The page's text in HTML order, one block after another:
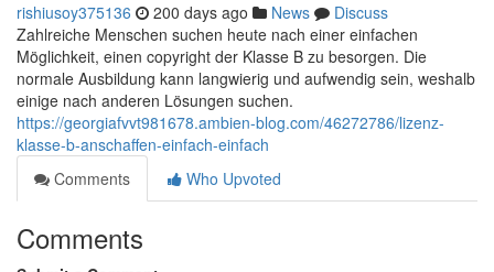
rishiusoy375136 200 days ago News
Discuss
Zahlreiche Menschen suchen heute nach einer einfachen
Möglichkeit, einen copyright der Klasse B zu besorgen. Die
normale Ausbildung kann langwierig und aufwendig sein, weshalb
einige nach anderen Lösungen suchen.
https://georgiafvvt981678.ambien-blog.com/46272786/lizenz-
klasse-b-anschaffen-einfach-einfach
Comments
Who Upvoted
Comments